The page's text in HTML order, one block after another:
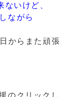
いけど、
ながら
からまた頑